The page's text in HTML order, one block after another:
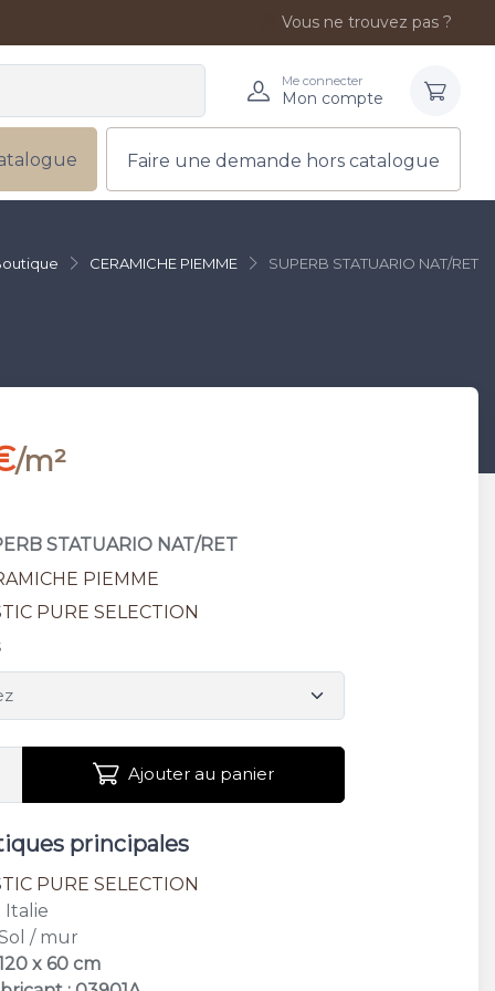
Vous ne trouvez pas ?
Me connecter
Mon compte
Faire une demande hors catalogue
CERAMICHE PIEMME SUPERB STATUARIO NAT/RET
/m²
STATUARIO NAT/RET
PIEMME
PURE SELECTION
Ajouter au panier
principales
PURE SELECTION
: Italie
/ mur
x 60 cm